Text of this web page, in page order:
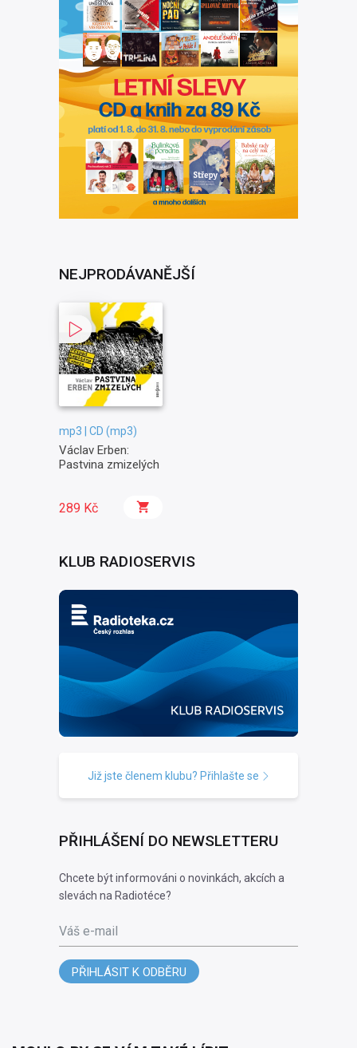
NEJPRODÁVANĚJŠÍ
mp3 | CD (mp3)
Václav Erben:
Pastvina zmizelých
289 Kč
KLUB RADIOSERVIS
Již jste členem klubu? Přihlašte se
PŘIHLÁŠENÍ DO NEWSLETTERU
Chcete být informováni o novinkách, akcích a
slevách na Radiotéce?
Váš e-mail
PŘIHLÁSIT K ODBĚRU